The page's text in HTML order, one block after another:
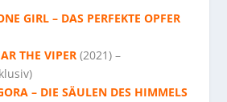
GIRL – DAS PERFEKTE OPFER
THE VIPER (2021) –
– DIE SÄULEN DES HIMMELS